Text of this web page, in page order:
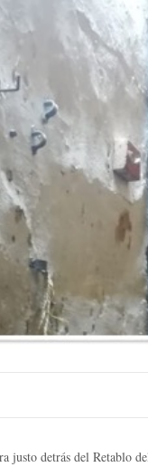
justo detrás del Retablo